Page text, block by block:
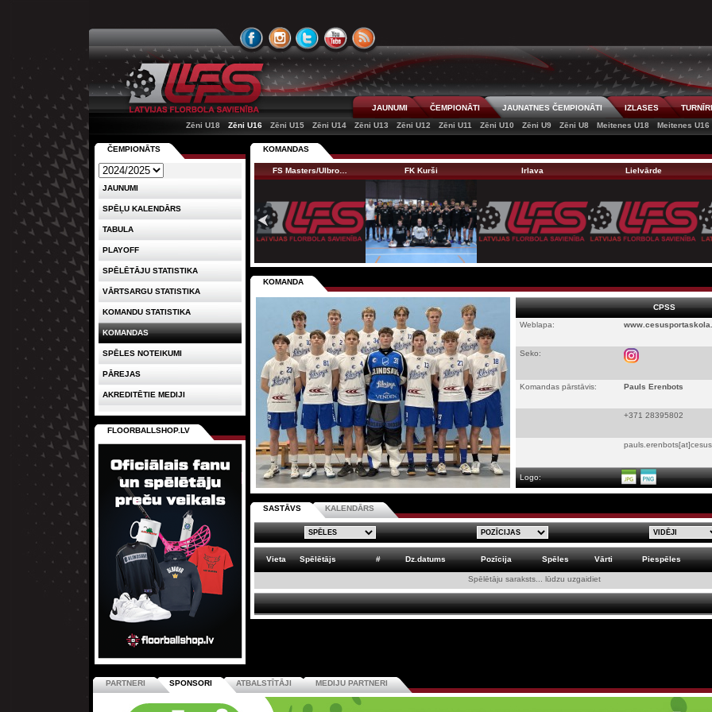
JAUNUMI ČEMPIONĀTI JAUNATNES ČEMPIONĀTI IZLASES TURNĪRI
Zēni U18
Zēni U16 Zēni U15 Zēni U14 Zēni U13 Zēni U12 Zēni U11 Zēni U10 Zēni U9 Zēni U8 Meitenes U18 Meitenes U16
KOMANDAS
FS Masters/Ulbro… FK Kurši Irlava Lielvārde
KOMANDA
CPSS
Weblapa:
Seko:
Komandas pārstāvis: Pauls Erenbots
+371 28395802
Logo:
SASTĀVS KALENDĀRS
Vieta Spēlētājs # Dz.datums Pozīcija Spēles Vārti Piespēles
Spēlētāju saraksts... lūdzu uzgaidiet
ČEMPIONĀTS
JAUNUMI
SPĒĻU KALENDĀRS
TABULA
PLAYOFF
SPĒLĒTĀJU STATISTIKA
VĀRTSARGU STATISTIKA
KOMANDU STATISTIKA
KOMANDAS
SPĒLES NOTEIKUMI
PĀREJAS
AKREDITĒTIE MEDIJI
FLOORBALLSHOP.LV
PARTNERI SPONSORI ATBALSTĪTĀJI MEDIJU PARTNERI